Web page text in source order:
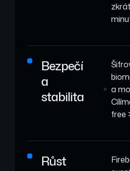
Bezpečí
a
stabilita
a
free
Růst